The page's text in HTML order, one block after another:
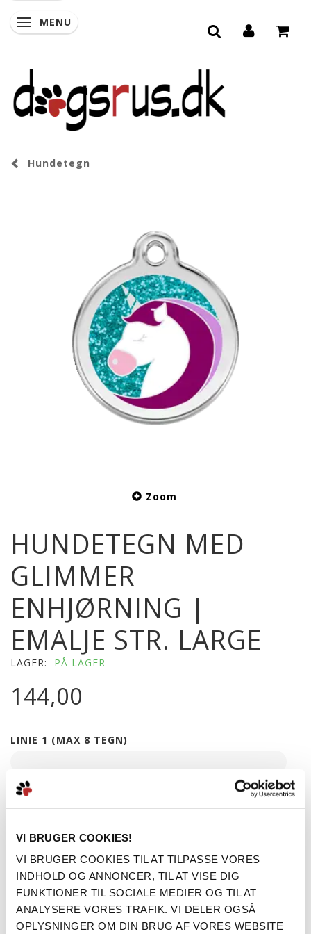
VI BRUGER COOKIES!
VI BRUGER COOKIES TIL AT TILPASSE VORES
INDHOLD OG ANNONCER, TIL AT VISE DIG
FUNKTIONER TIL SOCIALE MEDIER OG TIL AT
ANALYSERE VORES TRAFIK. VI DELER OGSÅ
OPLYSNINGER OM DIN BRUG AF VORES WEBSITE
SKIFTE NAVIGATION
MENU
Hundetegn
Zoom
HUNDETEGN MED
GLIMMER
ENHJØRNING |
EMALJE STR. LARGE
LAGER: PÅ LAGER
144,00
LINIE 1 (MAX 8 TEGN)
LINIE 2 (MAX 16 TEGN)
LINIE 3 (MAX 22 TEGN)
LINIE 4 (MAX 22 TEGN)